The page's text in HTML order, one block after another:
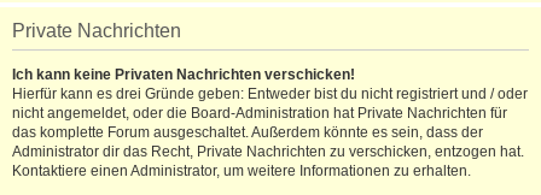
Private Nachrichten
Ich kann keine Privaten Nachrichten verschicken!
Hierfür kann es drei Gründe geben: Entweder bist du nicht registriert und / oder
nicht angemeldet, oder die Board-Administration hat Private Nachrichten für
das komplette Forum ausgeschaltet. Außerdem könnte es sein, dass der
Administrator dir das Recht, Private Nachrichten zu verschicken, entzogen hat.
Kontaktiere einen Administrator, um weitere Informationen zu erhalten.